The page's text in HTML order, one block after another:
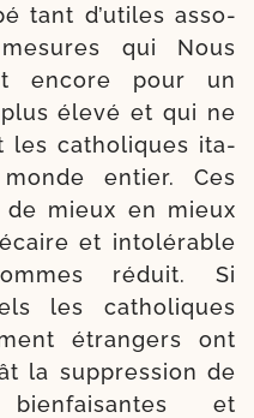
tant d’utiles asso­
qui Nous
encore pour un
éle­vé et qui ne
les catho­liques ita­
entier. Ces
mieux en mieux
et into­lé­rable
réduit. Si
les catho­liques
étran­gers ont
la sup­pres­sion de
et